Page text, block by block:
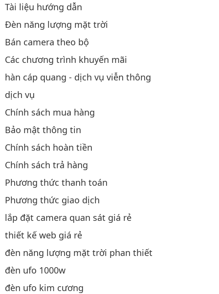
Tài liệu hướng dẫn
Đèn năng lượng mặt trời
Bán camera theo bộ
Các chương trình khuyến mãi
hàn cáp quang - dịch vụ viễn thông
dịch vụ
Chính sách mua hàng
Bảo mật thông tin
Chính sách hoàn tiền
Chính sách trả hàng
Phương thức thanh toán
Phương thức giao dịch
lắp đặt camera quan sát giá rẻ
thiết kế web giá rẻ
đèn năng lượng mặt trời phan thiết
đèn ufo 1000w
đèn ufo kim cương